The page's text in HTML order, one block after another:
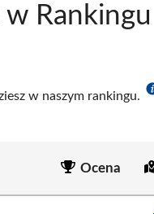
Rankingu
w naszym rankingu.
Ocena